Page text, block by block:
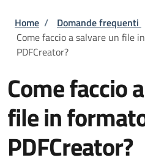
Briciole di pane
Home / Domande frequenti
Come faccio a salvare un file
PDFCreator?
Come faccio
file in
PDFCreator?